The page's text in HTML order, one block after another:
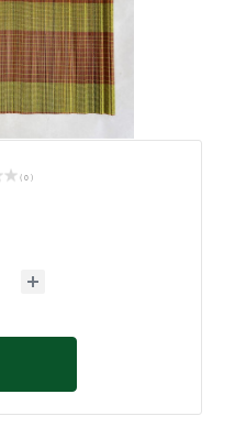
( 0 )